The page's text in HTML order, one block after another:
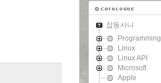
잡동사니
Programming
Linux
Linux API
Microsoft
Apple